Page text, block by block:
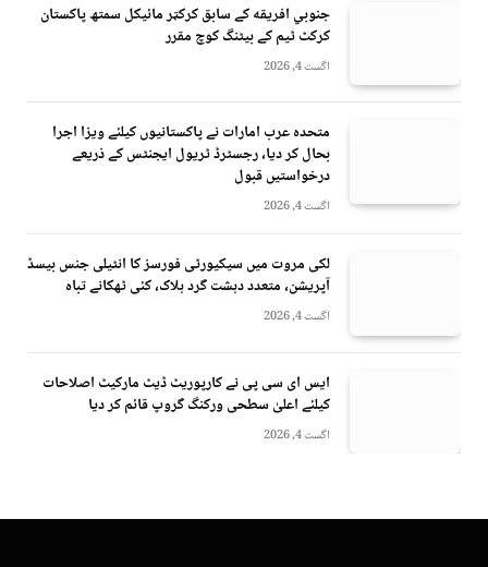
جنوبي افريقه کے سابق کرکټر مائیکل سمتھ پاکستان
کرکٹ ٹیم کے بیٹنگ کوچ مقرر
اگست 4, 2026
متحدہ عرب امارات نے پاکستانیوں کیلئے ویزا اجرا
بحال کر دیا، رجسٹرڈ ٹریول ایجنٹس کے ذریعے
درخواستیں قبول
اگست 4, 2026
لکی مروت میں سیکیورٹی فورسز کا انٹیلی جنس بیسڈ
آپریشن، متعدد دہشت گرد ہلاک، کئی ٹھکانے تباہ
اگست 4, 2026
ایس ای سی پی نے کارپوریٹ ڈیٹ مارکیٹ اصلاحات
کیلئے اعلیٰ سطحی ورکنگ گروپ قائم کر دیا
اگست 4, 2026